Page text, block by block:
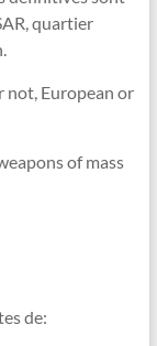
quartier
not, European or
of mass
de: